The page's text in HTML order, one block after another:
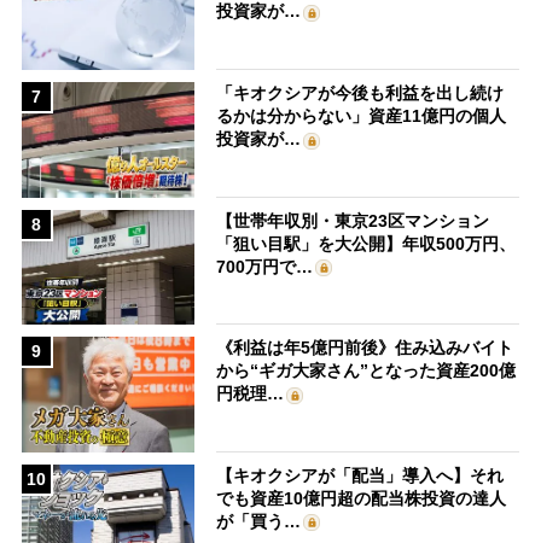
投資家が…
7
「キオクシアが今後も利益を出し続け
るかは分からない」資産11億円の個人
投資家が…
8
【世帯年収別・東京23区マンション
「狙い目駅」を大公開】年収500万円、
700万円で…
9
《利益は年5億円前後》住み込みバイト
から“ギガ大家さん”となった資産200億
円税理…
10
【キオクシアが「配当」導入へ】それ
でも資産10億円超の配当株投資の達人
が「買う…